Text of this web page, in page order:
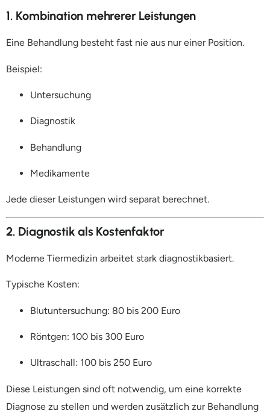
1. Kombination mehrerer Leistungen
Eine Behandlung besteht fast nie aus nur einer Position.
Beispiel:
Untersuchung
Diagnostik
Behandlung
Medikamente
Jede dieser Leistungen wird separat berechnet.
2. Diagnostik als Kostenfaktor
Moderne Tiermedizin arbeitet stark diagnostikbasiert.
Typische Kosten:
Blutuntersuchung: 80 bis 200 Euro
Röntgen: 100 bis 300 Euro
Ultraschall: 100 bis 250 Euro
Diese Leistungen sind oft notwendig, um eine korrekte
Diagnose zu stellen und werden zusätzlich zur Behandlung